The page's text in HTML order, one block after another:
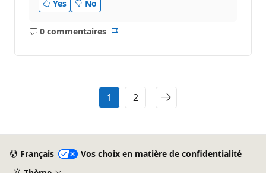
Yes
No
0 commentaires
Aucun
1 2
Français
Vos choix en matière de confidentialité